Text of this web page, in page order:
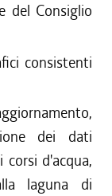
del Consiglio
consistenti
dei dati
d'acqua,
laguna di